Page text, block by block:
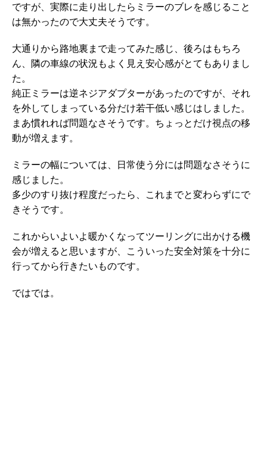
ですが、実際に走り出したらミラーのブレを感じること
は無かったので大丈夫そうです。
大通りから路地裏まで走ってみた感じ、後ろはもちろ
ん、隣の車線の状況もよく見え安心感がとてもありまし
た。
純正ミラーは逆ネジアダプターがあったのですが、それ
を外してしまっている分だけ若干低い感じはしました。
まあ慣れれば問題なさそうです。ちょっとだけ視点の移
動が増えます。
ミラーの幅については、日常使う分には問題なさそうに
感じました。
多少のすり抜け程度だったら、これまでと変わらずにで
きそうです。
これからいよいよ暖かくなってツーリングに出かける機
会が増えると思いますが、こういった安全対策を十分に
行ってから行きたいものです。
ではでは。